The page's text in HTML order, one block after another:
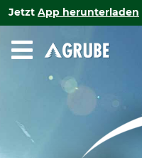
Jetzt App herunterladen